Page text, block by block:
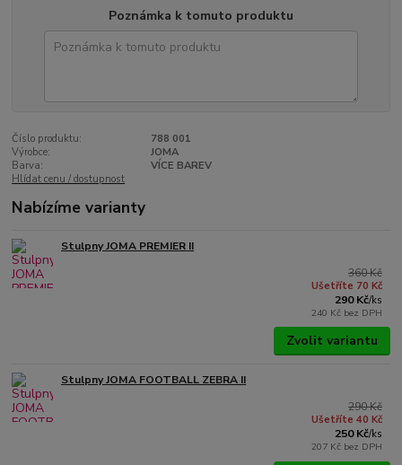
Poznámka k tomuto produktu
Číslo produktu:
788 001
Výrobce:
JOMA
Barva:
VÍCE BAREV
Hlídat cenu / dostupnost
Nabízíme varianty
Stulpny JOMA PREMIER II
360 Kč
Ušetříte 70 Kč
290 Kč/ks
240 Kč bez DPH
Zvolit variantu
Stulpny JOMA FOOTBALL ZEBRA II
290 Kč
Ušetříte 40 Kč
250 Kč/ks
207 Kč bez DPH